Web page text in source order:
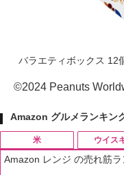
バラエティボックス 12
©2024 Peanuts
Amazon グルメランキン
米 ウイス
Amazon レンジ の売れ筋